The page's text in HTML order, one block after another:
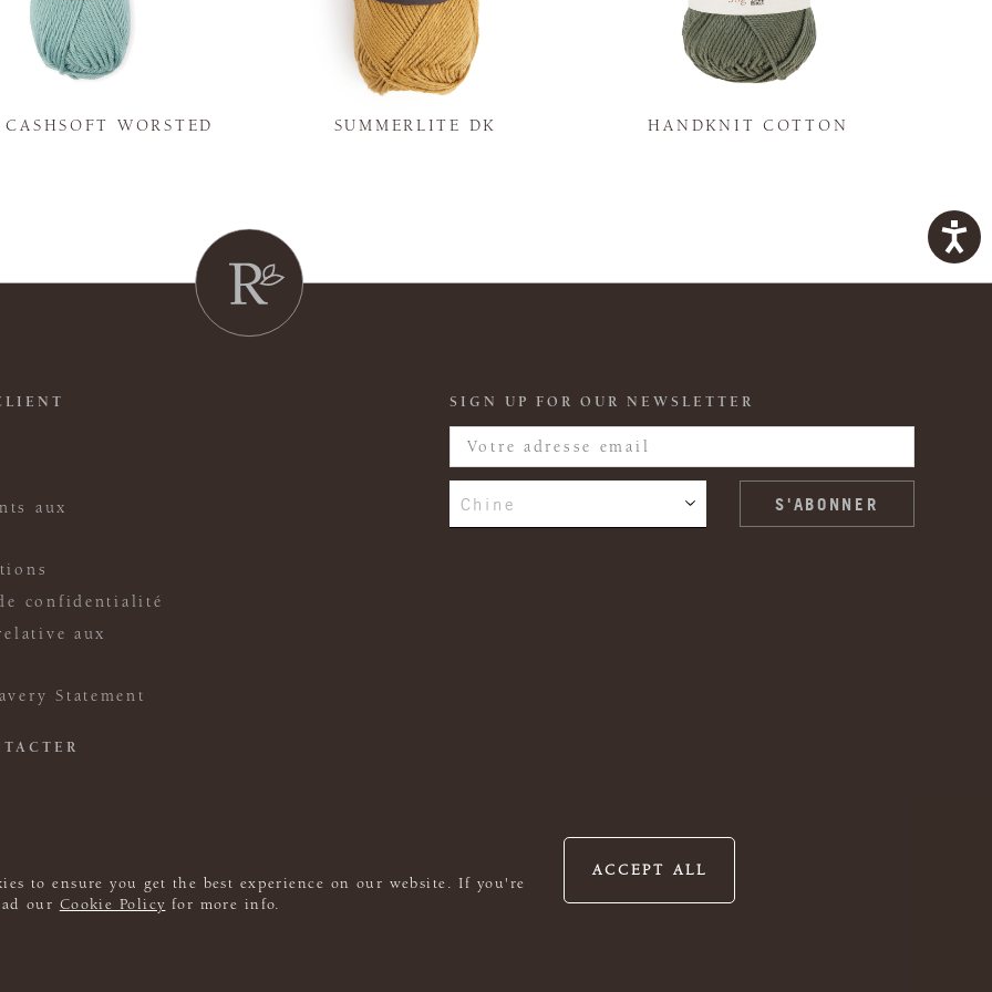
to ensure you get the best experience on our website. If you're
our Cookie Policy for more info.
ACCEPT ALL
CASHSOFT WORSTED SUMMERLITE DK HANDKNIT COTTON
aux
confidentialité
aux
Statement
SIGN UP FOR OUR NEWSLETTER
Chine